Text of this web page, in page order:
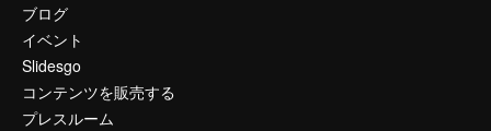
ブログ
イベント
Slidesgo
コンテンツを販売する
プレスルーム